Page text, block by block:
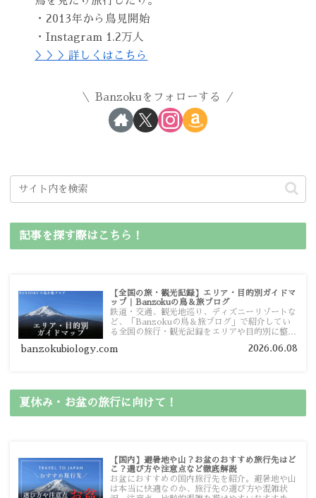
・2013年から鳥見開始
・Instagram 1.2万人
＞＞＞詳しくはこちら
Banzokuをフォローする
記事を探す際はこちら！
【全国の旅・観光記録】エリア・目的別ガイドマ
ップ｜Banzokuの鳥＆旅ブログ
鉄道・交通、観光地巡り、ディズニーリゾートな
ど、「Banzokuの鳥＆旅ブログ」で紹介してい
る全国の旅行・観光記録をエリアや目的別に整理
ガイドマップからスムーズに見つけていただけま
banzokubiology.com 2026.06.08
夏休み・お盆の旅行に向けて！
【国内】避暑地や山？お盆のおすすめ旅行先はど
こ？選び方や注意点など徹底解説
お盆におすすめの国内旅行先を紹介。避暑地や山
は本当に快適なのか、旅行先の選び方や混雑状